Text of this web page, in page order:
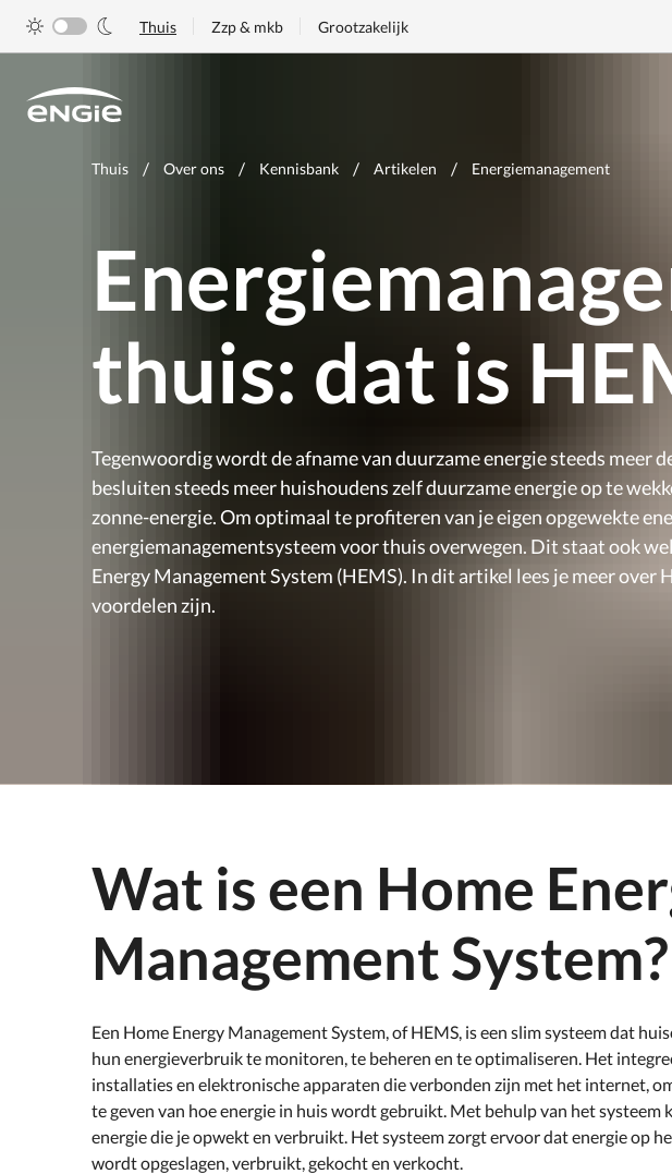
website
Thuis Zzp & mkb Grootzakelijk
Je
Thuis Over ons Kennisbank Artikelen Energiemanagement
thuis: dat is
Tegenwoordig wordt de afname van duurzame energie steeds meer
besluiten steeds meer huishoudens zelf duurzame energie op te
zonne-energie. Om optimaal te profiteren van je eigen opgewekte
energiemanagementsysteem voor thuis overwegen. Dit staat ook
Energy Management System (HEMS). In dit artikel lees je meer over
voordelen zijn.
Wat is een Home
Management System?
Een Home Energy Management System, of HEMS, is een slim systeem dat
hun energieverbruik te monitoren, te beheren en te optimaliseren. Het
installaties en elektronische apparaten die verbonden zijn met het internet,
te geven van hoe energie in huis wordt gebruikt. Met behulp van het systeem
energie die je opwekt en verbruikt. Het systeem zorgt ervoor dat energie op
wordt opgeslagen, verbruikt, gekocht en verkocht.